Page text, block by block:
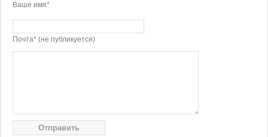
Ваше имя*
Почта* (не публикуется)